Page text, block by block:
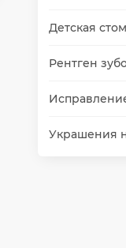
Детская
Рентген
Украшения